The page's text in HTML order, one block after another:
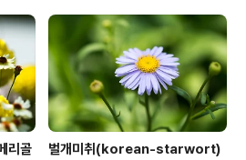
리골
벌개미취(korean-starwort)